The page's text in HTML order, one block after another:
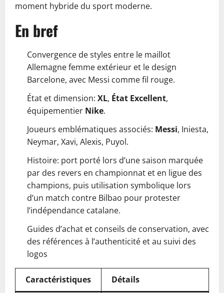
moment hybride du sport moderne.
En bref
Convergence de styles entre le maillot
Allemagne femme extérieur et le design
Barcelone, avec Messi comme fil rouge.
État et dimension: XL, État Excellent,
équipementier Nike.
Joueurs emblématiques associés: Messi, Iniesta,
Neymar, Xavi, Alexis, Puyol.
Histoire: port porté lors d’une saison marquée
par des revers en championnat et en ligue des
champions, puis utilisation symbolique lors
d’un match contre Bilbao pour protester
l’indépendance catalane.
Guides d’achat et conseils de conservation, avec
des références à l’authenticité et au suivi des
logos
Caractéristiques Détails